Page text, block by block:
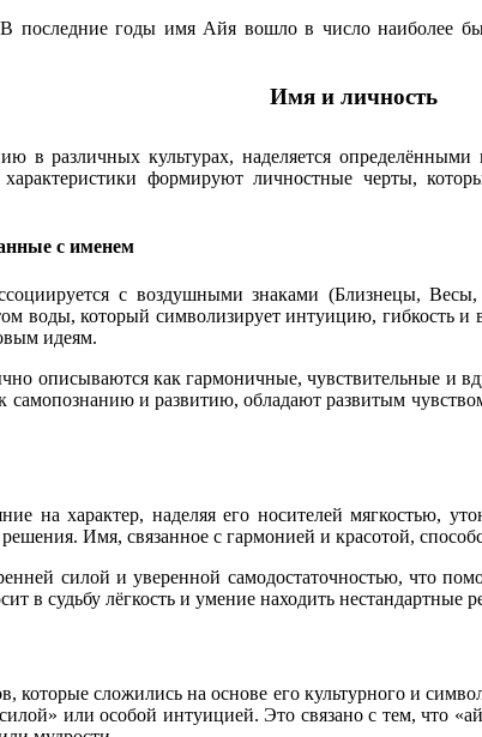
последние годы имя Айя вошло в число наиболее
Имя и личность
в различных культурах, наделяется
формируют личностные черты,
с именем
с воздушными знаками (Близнецы,
воды, который символизирует интуицию,
идеям.
описываются как гармоничные, чувствительные и
самопознанию и развитию, обладают развитым
на характер, наделяя его носителей
Имя, связанное с гармонией и красотой,
силой и уверенной самодостаточностью, что
в судьбу лёгкость и умение находить
сложились на основе его культурного и
или особой интуицией. Это связано с тем, что